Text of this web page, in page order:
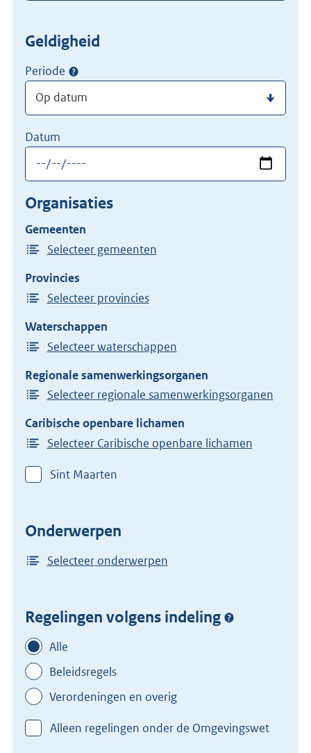
Geldigheid
Periode
Datum
Organisaties
Gemeenten
Selecteer gemeenten
Provincies
Selecteer provincies
Waterschappen
Selecteer waterschappen
Regionale samenwerkingsorganen
Selecteer regionale samenwerkingsorganen
Caribische openbare lichamen
Selecteer Caribische openbare lichamen
Sint Maarten
Onderwerpen
Selecteer onderwerpen
Regelingen volgens indeling
Alle
Beleidsregels
Verordeningen en overig
Alleen regelingen onder de Omgevingswet